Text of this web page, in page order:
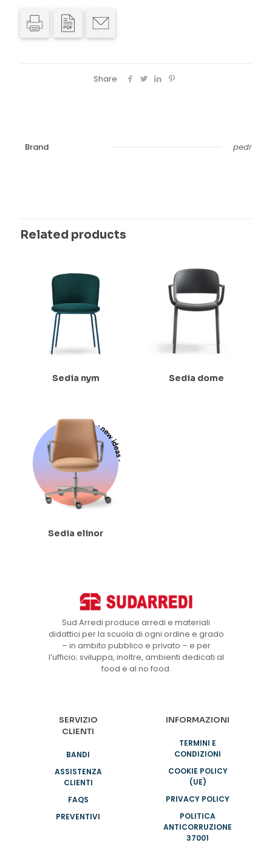
Share
Brand pedr
Related products
Sedia nym Sedia dome
Sedia elinor
Sud Arredi produce arredi e materiali
didattici per la scuola di ogni ordine e grado
– in ambito pubblico e privato – e per
l’ufficio; sviluppa, inoltre, ambienti dedicati al
food e al no food.
SERVIZIO
CLIENTI
BANDI
ASSISTENZA
CLIENTI
FAQS
PREVENTIVI
INFORMAZIONI
TERMINI E
CONDIZIONI
COOKIE POLICY
(UE)
PRIVACY POLICY
POLITICA
ANTICORRUZIONE
37001